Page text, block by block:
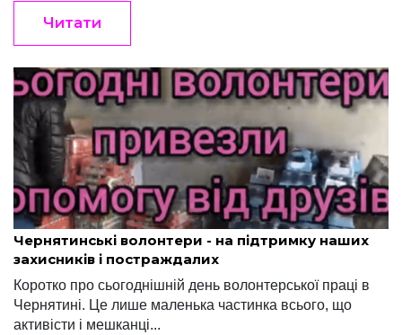
Читати
Редакція "Край" Березень 18, 2022
Чернятинські волонтери - на підтримку наших
захисників і постраждалих
Коротко про сьогоднішній день волонтерської праці в
Чернятині. Це лише маленька частинка всього, що
активісти і мешканці...